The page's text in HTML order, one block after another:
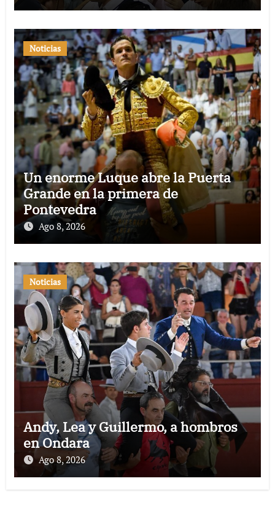
Noticias
Un enorme Luque abre la Puerta
Grande en la primera de
Pontevedra
Ago 8, 2026
Noticias
Andy, Lea y Guillermo, a hombros
en Ondara
Ago 8, 2026